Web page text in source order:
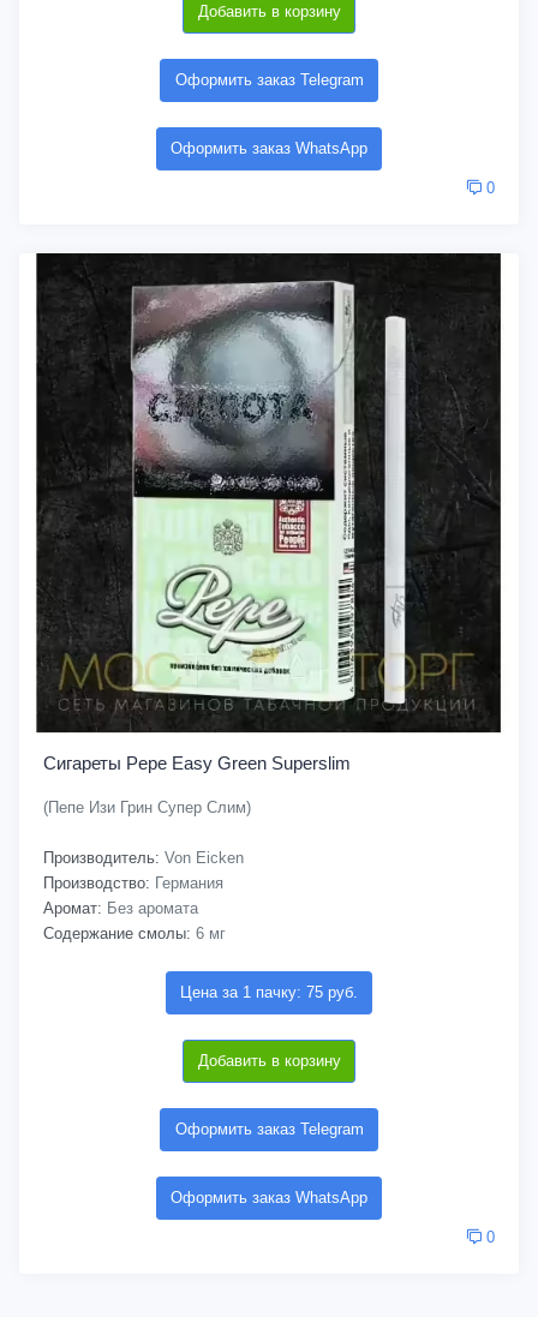
Добавить в корзину
Оформить заказ Telegram
Оформить заказ WhatsApp
0
Сигареты Pepe Easy Green Superslim
(Пепе Изи Грин Супер Слим)
Производитель: Von Eicken
Производство: Германия
Аромат: Без аромата
Содержание смолы: 6 мг
Цена за 1 пачку: 75 руб.
Добавить в корзину
Оформить заказ Telegram
Оформить заказ WhatsApp
0